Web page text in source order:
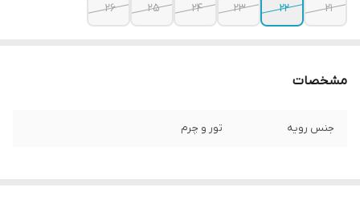
21
22
23
24
25
26
مشخصات
جنس رویه تور و چرم